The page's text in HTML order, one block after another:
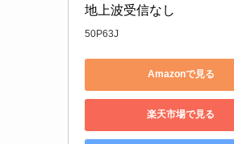
地上波受信なし
50P63J
Amazonで見る
楽天市場で見る